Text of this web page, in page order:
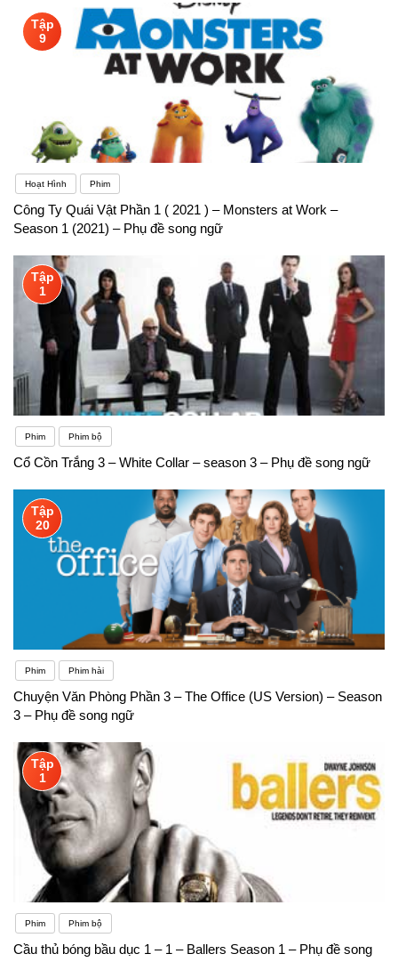
Tập
9
Hoạt Hình Phim
Công Ty Quái Vật Phần 1 ( 2021 ) – Monsters at Work –
Season 1 (2021) – Phụ đề song ngữ
Tập
1
Phim Phim bộ
Cổ Cồn Trắng 3 – White Collar – season 3 – Phụ đề song ngữ
Tập
20
Phim Phim hài
Chuyện Văn Phòng Phần 3 – The Office (US Version) – Season
3 – Phụ đề song ngữ
Tập
1
Phim Phim bộ
Cầu thủ bóng bầu dục 1 – 1 – Ballers Season 1 – Phụ đề song